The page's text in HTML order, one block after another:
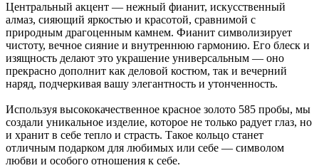
Центральный акцент — нежный фианит, искусственный
алмаз, сияющий яркостью и красотой, сравнимой с
природным драгоценным камнем. Фианит символизирует
чистоту, вечное сияние и внутреннюю гармонию. Его блеск и
изящность делают это украшение универсальным — оно
прекрасно дополнит как деловой костюм, так и вечерний
наряд, подчеркивая вашу элегантность и утонченность.
Используя высококачественное красное золото 585 пробы, мы
создали уникальное изделие, которое не только радует глаз, но
и хранит в себе тепло и страсть. Такое кольцо станет
отличным подарком для любимых или себе — символом
любви и особого отношения к себе.